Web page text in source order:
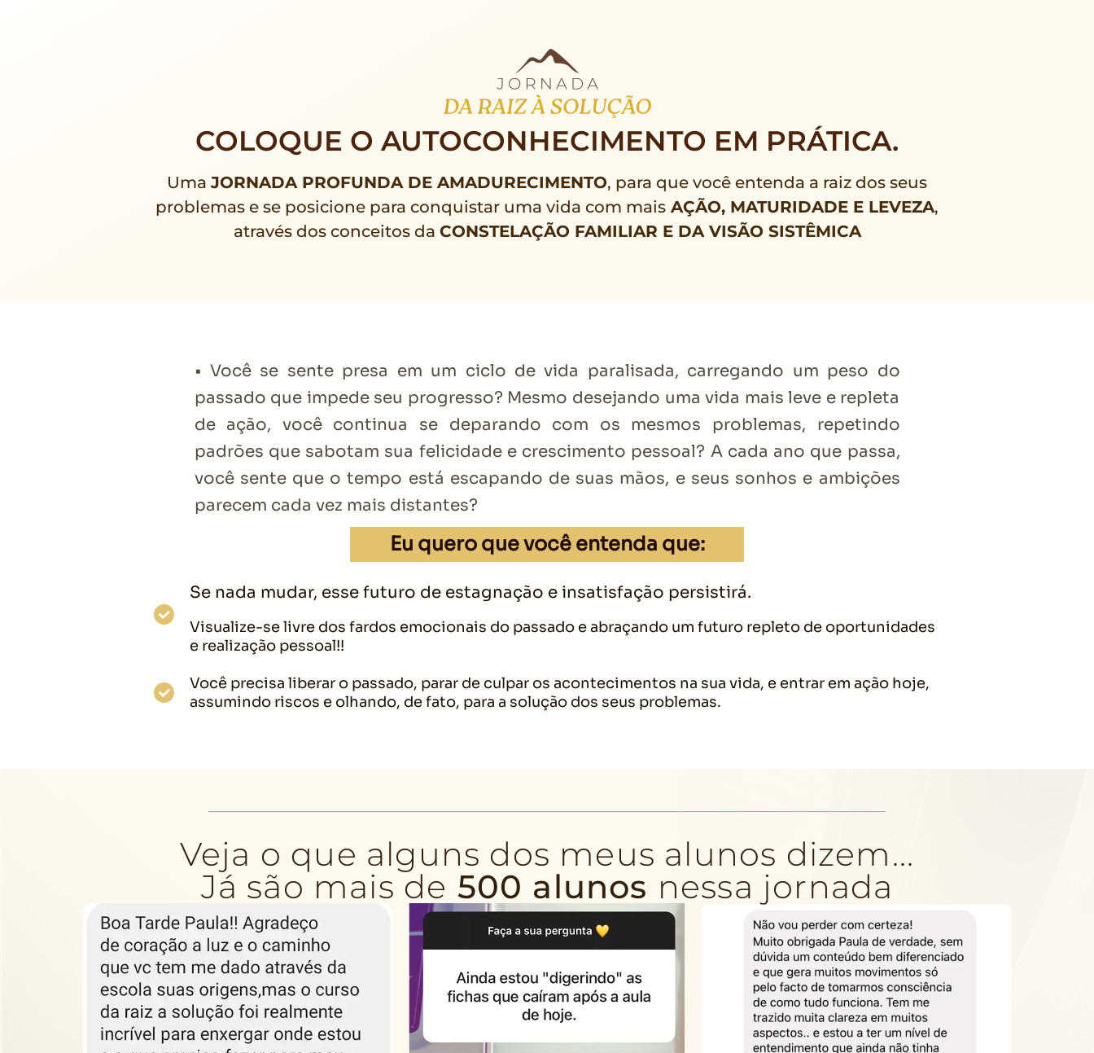
COLOQUE O AUTOCONHECIMENTO EM PRÁTICA.
Uma JORNADA PROFUNDA DE AMADURECIMENTO, para que você entenda a raiz dos seus
problemas e se posicione para conquistar uma vida com mais AÇÃO, MATURIDADE E LEVEZA,
através dos conceitos da CONSTELAÇÃO FAMILIAR E DA VISÃO SISTÊMICA
• Você se sente presa em um ciclo de vida paralisada, carregando um peso do
passado que impede seu progresso? Mesmo desejando uma vida mais leve e repleta
de ação, você continua se deparando com os mesmos problemas, repetindo
padrões que sabotam sua felicidade e crescimento pessoal? A cada ano que passa,
você sente que o tempo está escapando de suas mãos, e seus sonhos e ambições
parecem cada vez mais distantes?
Eu quero que você entenda que:
Se nada mudar, esse futuro de estagnação e insatisfação persistirá.
Visualize-se livre dos fardos emocionais do passado e abraçando um futuro repleto de oportunidades
e realização pessoal!!
Você precisa liberar o passado, parar de culpar os acontecimentos na sua vida, e entrar em ação hoje,
assumindo riscos e olhando, de fato, para a solução dos seus problemas.
Veja o que alguns dos meus alunos dizem...
Já são mais de 500 alunos nessa jornada